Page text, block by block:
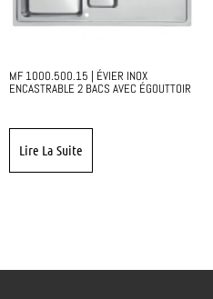
MF 1000.500.15 | ÉVIER INOX
ENCASTRABLE 2 BACS AVEC ÉGOUTTOIR
Lire La Suite